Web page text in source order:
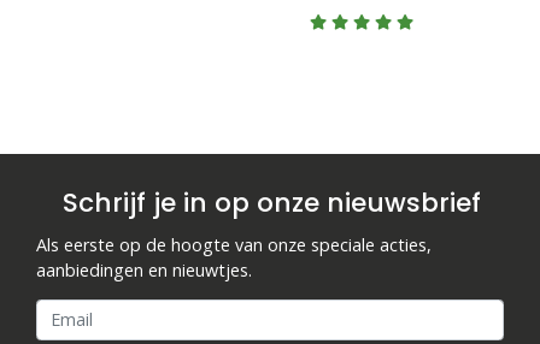
Schrijf je in op onze nieuwsbrief
Als eerste op de hoogte van onze speciale acties,
aanbiedingen en nieuwtjes.